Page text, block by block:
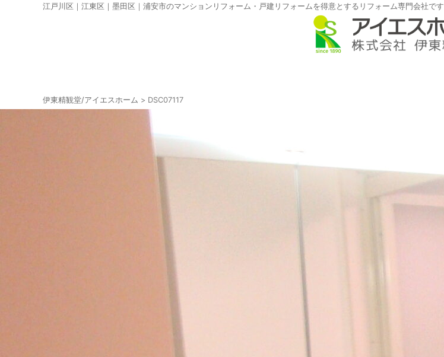
江戸川区｜江東区｜墨田区｜浦安市のマンションリフォーム・戸建リフォームを得意とするリフォーム専門会社です
伊東精観堂/アイエスホーム > DSC07117